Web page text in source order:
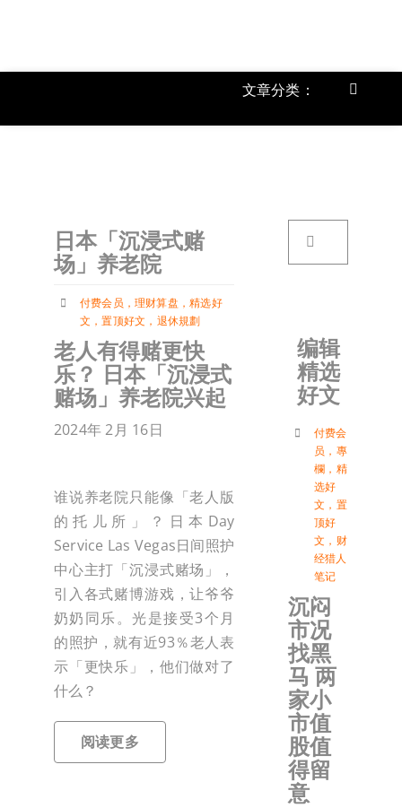
文章分类：
Toggle
日本「沉浸式赌
场」养老院
付费会员 ， 理财算盘 ，精选好
文 ，置顶好文 ， 退休規劃
老人有得赌更快
乐？ 日本「沉浸式
赌场」养老院兴起
2024年 2月 16日
谁说养老院只能像「老人版
的托儿所」？日本Day
Service Las Vegas日间照护
中心主打「沉浸式赌场」，
引入各式赌博游戏，让爷爷
奶奶同乐。光是接受3个月
的照护，就有近93％老人表
示「更快乐」，他们做对了
什么？
阅读更多
编辑
精选
好文
付费会
员 ， 專
欄 ， 精
选好
文 ， 置
顶好
文 ， 财
经猎人
笔记
沉闷
市况
找黑
马 两
家小
市值
股值
得留
意